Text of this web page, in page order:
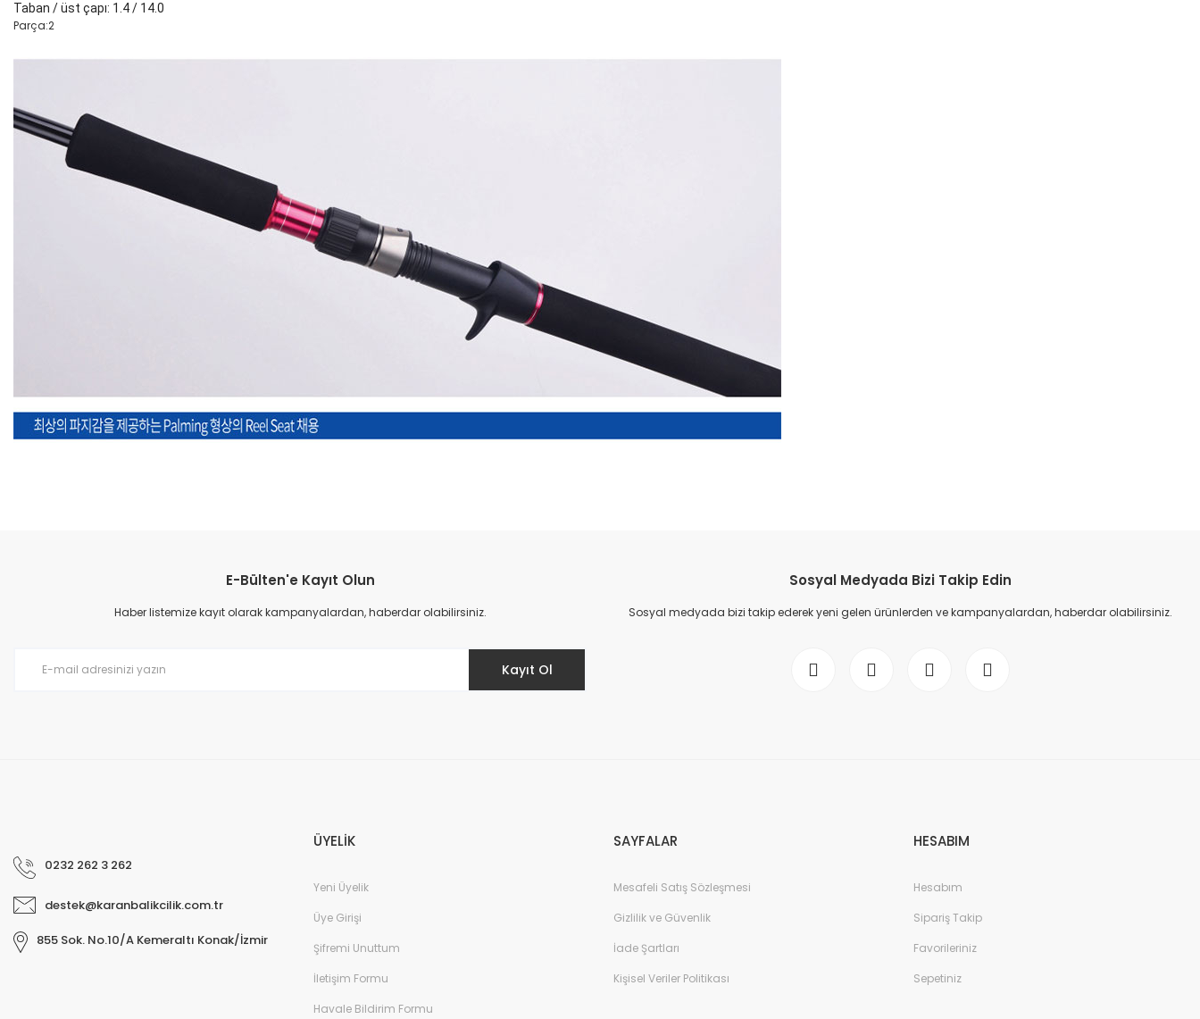
Taban / üst çapı: 1.4 / 14.0
Parça:2
Ürün resmi kalitesiz, bozuk veya görüntülenemiyor.
Ürün açıklamasında eksik bilgiler bulunuyor.
E-Bülten'e Kayıt Olun
Haber listemize kayıt olarak kampanyalardan, haberdar olabilirsiniz.
Kayıt Ol
Sosyal Medyada Bizi Takip Edin
Sosyal medyada bizi takip ederek yeni gelen ürünlerden ve kampanyalardan, haberdar olabilirsiniz.
0232 262 3 262
destek@karanbalikcilik.com.tr
855 Sok. No.10/A Kemeraltı Konak/İzmir
ÜYELİK
Yeni Üyelik
Üye Girişi
Şifremi Unuttum
İletişim Formu
Havale Bildirim Formu
SAYFALAR
Mesafeli Satış Sözleşmesi
Gizlilik ve Güvenlik
İade Şartları
Kişisel Veriler Politikası
HESABIM
Hesabım
Sipariş Takip
Favorileriniz
Sepetiniz